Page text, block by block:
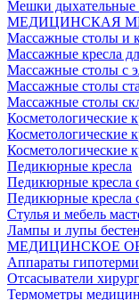
Мешки
МЕДИЦИНСКАЯ
Массажные столы и
Массажные кресла
Массажные столы с
Массажные столы
Массажные столы
Косметологические
Косметологические
Косметологические
Педикюрные кресла
Педикюрные кресла
Педикюрные кресла
Стулья и мебель
Лампы и лупы
МЕДИЦИНСКОЕ
Аппараты
Отсасыватели
Термометры